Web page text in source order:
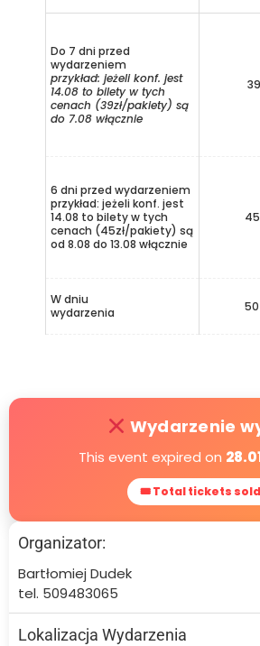
Do 7 dni przed
wydarzeniem
przykład: jeżeli konf. jest
14.08 to bilety w tych
cenach (39zł/pakiety) są
do 7.08 włącznie
39
6 dni przed wydarzeniem
przykład: jeżeli konf. jest
14.08 to bilety w tych
cenach (45zł/pakiety) są
od 8.08 do 13.08 włącznie
45
W dniu
wydarzenia
50
Wydarzenie
This event expired on
🎟 Total tickets sold:
Organizator:
Bartłomiej Dudek
tel. 509483065
Lokalizacja Wydarzenia